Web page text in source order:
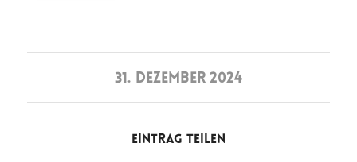
31. DEZEMBER 2024
Eintrag teilen